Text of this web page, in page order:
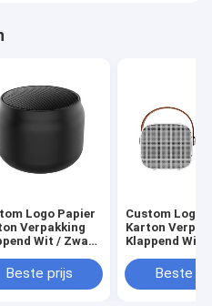
Logo Papier
Verpakking
Wit / Zwart
Met
Beste prijs
Custom Logo
Karton
Klappend Wit
Magnetische
Beste